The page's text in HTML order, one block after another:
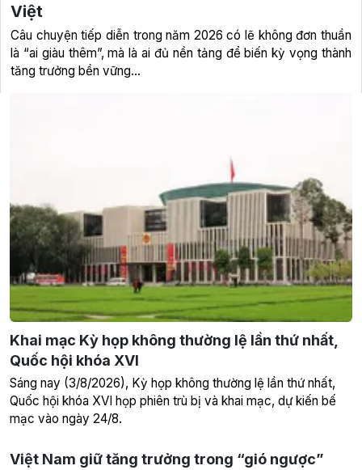
Khai mạc Kỳ họp không thường lệ lần thứ nhất,
Quốc hội khóa XVI
Sáng nay (3/8/2026), Kỳ họp không thường lệ lần thứ nhất,
Quốc hội khóa XVI họp phiên trù bị và khai mạc, dự kiến bế
mạc vào ngày 24/8.
Việt
Câu chuyện tiếp diễn trong năm 2026 có lẽ không đơn thuần
là “ai giàu thêm”, mà là ai đủ nền tảng để biến kỳ vọng thành
tăng trưởng bền vững...
Việt Nam giữ tăng trưởng trong “gió ngược”